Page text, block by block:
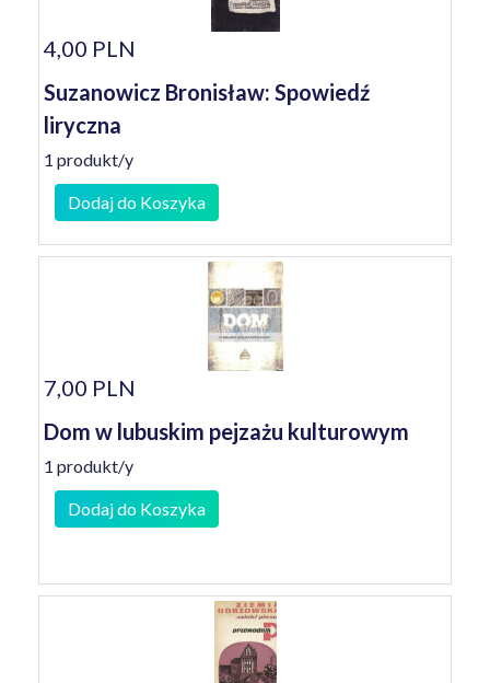
4,00 PLN
Suzanowicz Bronisław: Spowiedź
liryczna
1 produkt/y
Dodaj do Koszyka
7,00 PLN
Dom w lubuskim pejzażu kulturowym
1 produkt/y
Dodaj do Koszyka